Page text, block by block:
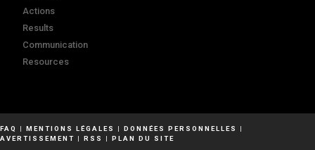
Actions
Results
Communication
Resources
FAQ | MENTIONS LÉGALES | DONNÉES PERSONNELLES
|
AVERTISSEMENT | RSS | PLAN DU SITE